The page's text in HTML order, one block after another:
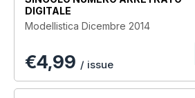
E tanti altri articoli!!!!
DIGITALE
Modellistica Dicembre 2014
€4,99 / issue